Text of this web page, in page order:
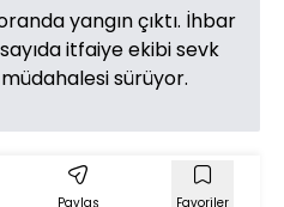
yangın çıktı. İhbar
itfaiye ekibi sevk
sürüyor.
Paylaş Favoriler